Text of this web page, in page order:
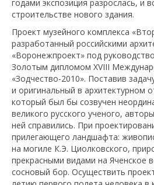
годами экспозиция разрослась, и
строительстве нового здания.
Проект музейного комплекса
разработанный российскими
«Воронежпроект» под
Золотым дипломом ХVIII
«Зодчество-2010». Поставив
и оригинальный в архитектурном
который был бы созвучен
великого русского ученого,
ней справились. При
прилегающего ландшафта:
на могиле К.Э. Циолковского,
прекрасными видами на Яченское
сосновый бор. Осуществить